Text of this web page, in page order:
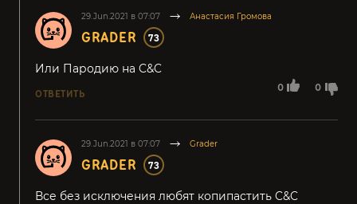
29.Jun.2021 в 07:07 Анастасия Громова
GRADER 73
0 0
Или Пародию на C&C
ОТВЕТИТЬ
29.Jun.2021 в 07:07 Grader
GRADER 73
Все без исключения любят копипастить C&C